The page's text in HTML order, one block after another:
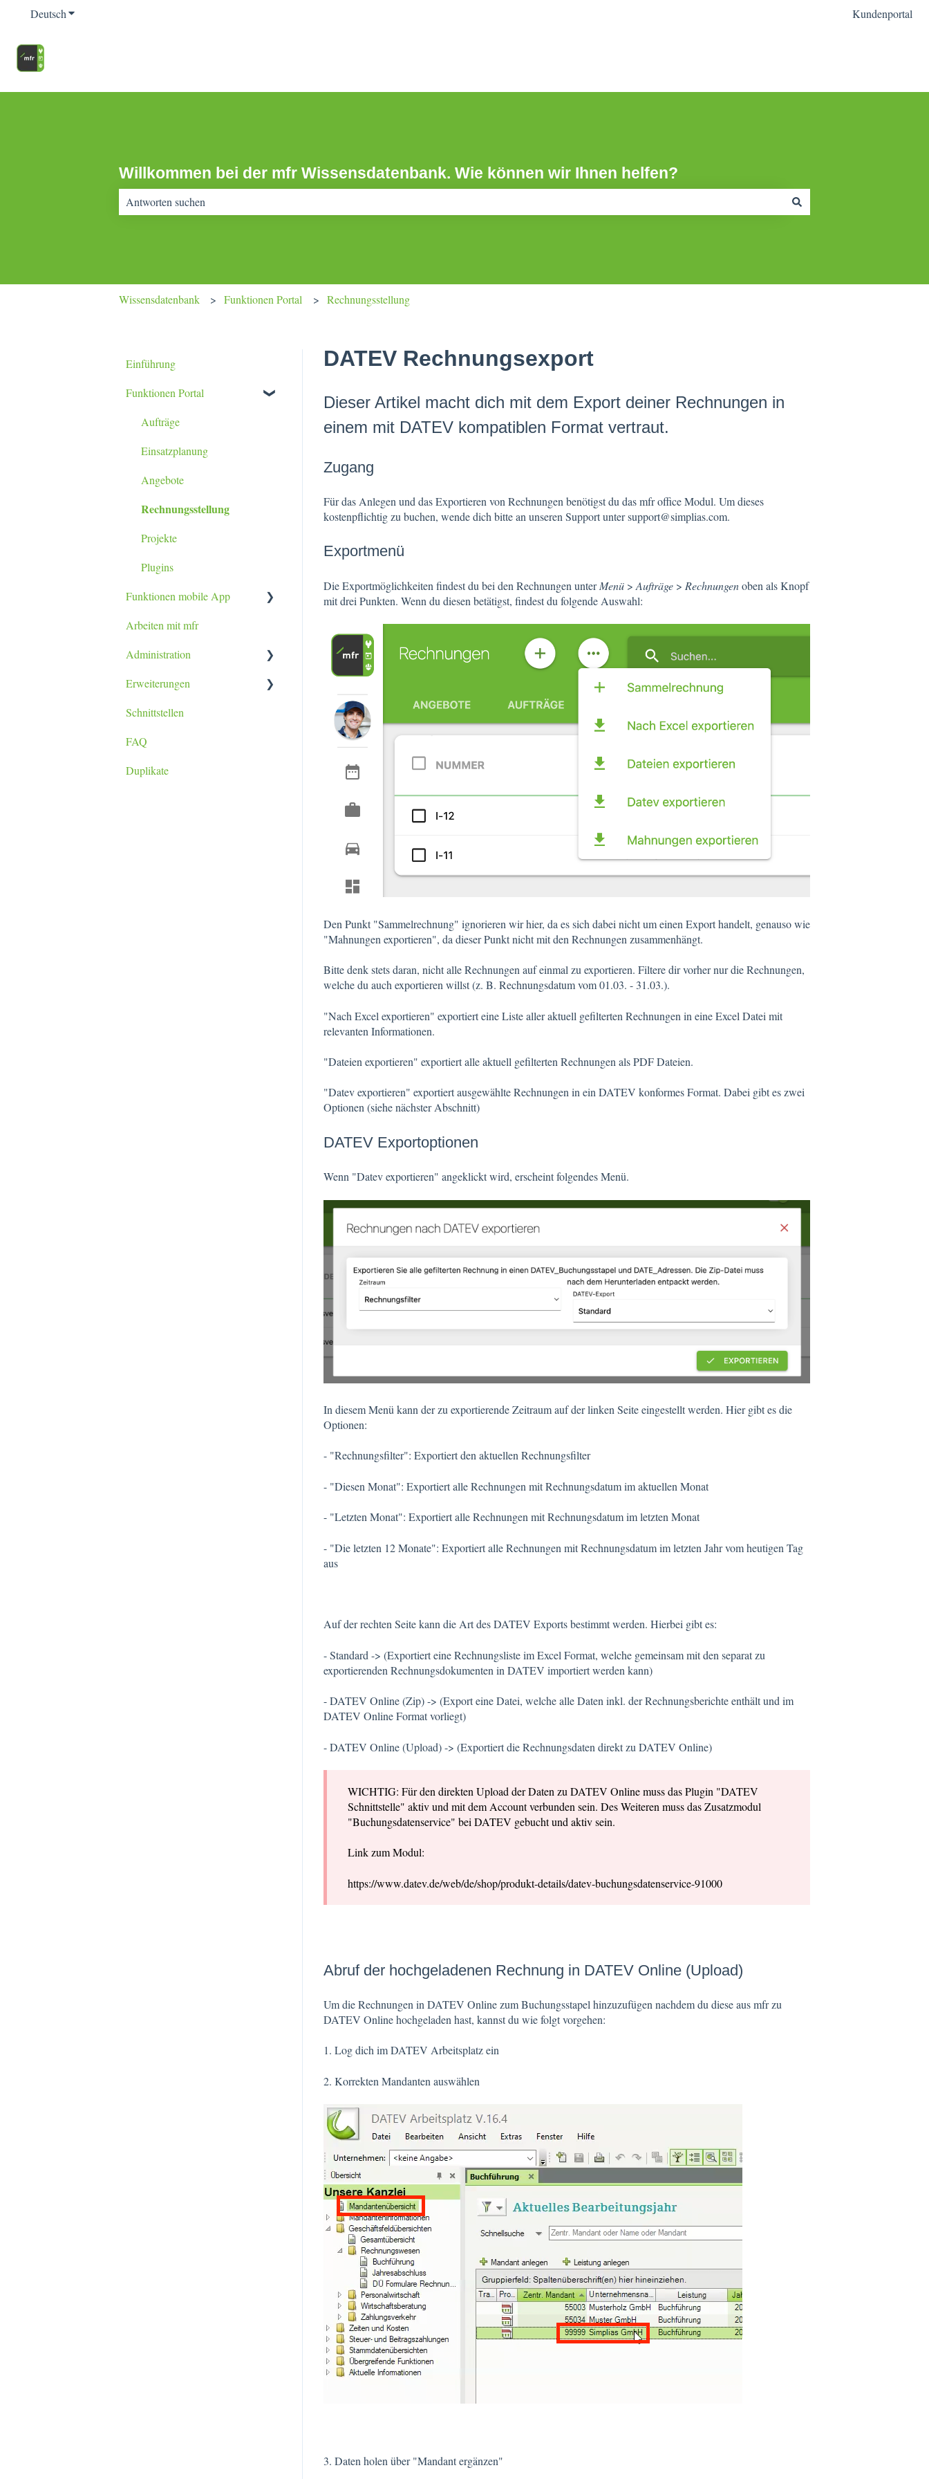
DeutschUntermenü für Übersetzungen anzeigen Kundenportal
Willkommen bei der mfr Wissensdatenbank. Wie können wir Ihnen helfen?
Wissensdatenbank Funktionen Portal Rechnungsstellung
DATEV Rechnungsexport
Dieser Artikel macht dich mit dem Export deiner Rechnungen in
einem mit DATEV kompatiblen Format vertraut.
Zugang
Für das Anlegen und das Exportieren von Rechnungen benötigst du das mfr office Modul. Um dieses
kostenpflichtig zu buchen, wende dich bitte an unseren Support unter support@simplias.com.
Exportmenü
Die Exportmöglichkeiten findest du bei den Rechnungen unterMenü> Aufträge> Rechnungenoben als Knopf
mit drei Punkten. Wenn du diesen betätigst, findest du folgende Auswahl:
Den Punkt "Sammelrechnung" ignorieren wir hier, da es sich dabei nicht um einen Export handelt, genauso wie
"Mahnungen exportieren", da dieser Punkt nicht mit den Rechnungen zusammenhängt.
Bitte denk stets daran, nicht alle Rechnungen auf einmal zu exportieren. Filtere dir vorher nur die Rechnungen,
welche du auch exportieren willst (z. B. Rechnungsdatum vom 01.03. - 31.03.).
"Nach Excel exportieren" exportiert eine Liste aller aktuell gefilterten Rechnungen in eine Excel Datei mit
relevanten Informationen.
"Dateien exportieren" exportiert alle aktuell gefilterten Rechnungen als PDF Dateien.
"Datev exportieren" exportiert ausgewählte Rechnungen in ein DATEV konformes Format. Dabei gibt es zwei
Optionen (siehe nächster Abschnitt)
DATEV Exportoptionen
Wenn "Datev exportieren" angeklickt wird, erscheint folgendes Menü.
In diesem Menü kann der zu exportierende Zeitraum auf der linken Seite eingestellt werden. Hier gibt es die
Optionen:
- "Rechnungsfilter": Exportiert den aktuellen Rechnungsfilter
- "Diesen Monat": Exportiert alle Rechnungen mit Rechnungsdatum im aktuellen Monat
- "Letzten Monat": Exportiert alle Rechnungen mit Rechnungsdatum im letzten Monat
- "Die letzten 12 Monate": Exportiert alle Rechnungen mit Rechnungsdatum im letzten Jahr vom heutigen Tag
aus
Auf der rechten Seite kann die Art des DATEV Exports bestimmt werden. Hierbei gibt es:
- Standard -> (Exportiert eine Rechnungsliste im Excel Format, welche gemeinsam mit den separat zu
exportierenden Rechnungsdokumenten in DATEV importiert werden kann)
- DATEV Online (Zip) -> (Export eine Datei, welche alle Daten inkl. der Rechnungsberichte enthält und im
DATEV Online Format vorliegt)
- DATEV Online (Upload) -> (Exportiert die Rechnungsdaten direkt zu DATEV Online)
WICHTIG: Für den direkten Upload der Daten zu DATEV Online muss das Plugin "DATEV
Schnittstelle" aktiv und mit dem Account verbunden sein. Des Weiteren muss das Zusatzmodul
"Buchungsdatenservice" bei DATEV gebucht und aktiv sein.
Link zum Modul:
https://www.datev.de/web/de/shop/produkt-details/datev-buchungsdatenservice-91000
Abruf der hochgeladenen Rechnung in DATEV Online (Upload)
Um die Rechnungen in DATEV Online zum Buchungsstapel hinzuzufügen nachdem du diese aus mfr zu
DATEV Online hochgeladen hast, kannst du wie folgt vorgehen:
1. Log dich im DATEV Arbeitsplatz ein
2. Korrekten Mandanten auswählen
3. Daten holen über "Mandant ergänzen"
Einführung
Funktionen Portal
Aufträge
Einsatzplanung
Angebote
Rechnungsstellung
Projekte
Plugins
Funktionen mobile App
Tablet / Smartphone App
Arbeiten mit mfr
Administration
Datenimport
Berichtsanpassung
Erweiterungen
lexoffice Plugin
Schnittstellen
FAQ
Duplikate